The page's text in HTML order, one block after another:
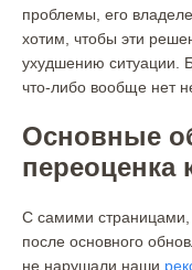
проблемы, его
хотим, чтобы эти
ухудшению ситуации.
что-либо вообще нет
Основные
переоценка
С самими страницами,
после основного
не нарушали наши